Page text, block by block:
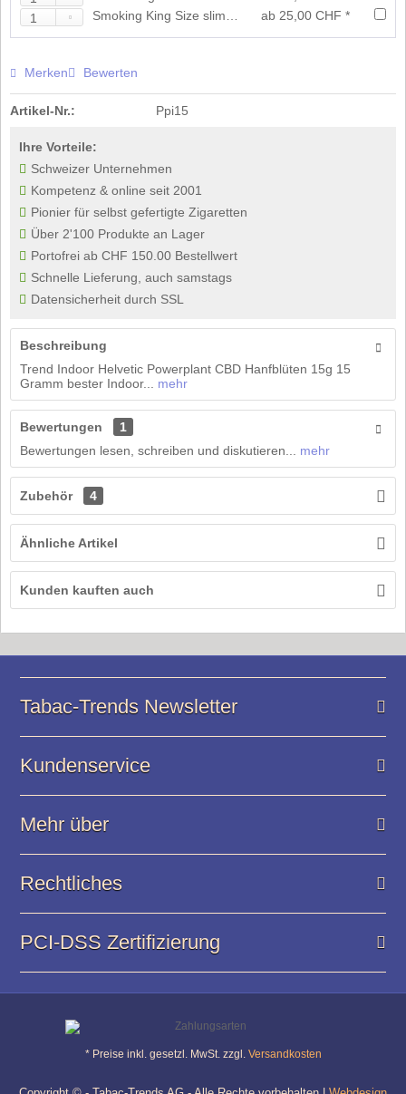
ab 25,00 CHF *
Merken Bewerten
Artikel-Nr.: Ppi15
Ihre Vorteile:
Schweizer Unternehmen
Kompetenz & online seit 2001
Pionier für selbst gefertigte Zigaretten
Über 2'100 Produkte an Lager
Portofrei ab CHF 150.00 Bestellwert
Schnelle Lieferung, auch samstags
Datensicherheit durch SSL
Beschreibung
Trend Indoor Helvetic Powerplant CBD Hanfblüten 15g 15
Gramm bester Indoor...
mehr
Bewertungen
1
Bewertungen lesen, schreiben und diskutieren...
mehr
Zubehör 4
Ähnliche Artikel
Kunden kauften auch
Tabac-Trends Newsletter
Kundenservice
Mehr über
Rechtliches
PCI-DSS Zertifizierung
* Preise inkl. gesetzl. MwSt. zzgl. Versandkosten